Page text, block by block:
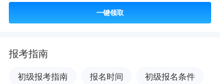
一键领取
报考指南
初级报考指南 报名时间 初级报名条件